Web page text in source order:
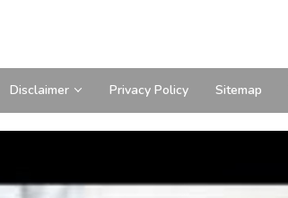
Disclaimer Privacy Policy Sitemap